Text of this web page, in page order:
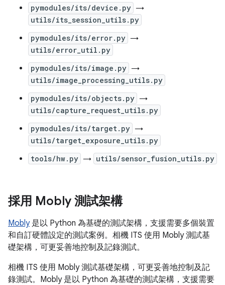
pymodules/its/device.py →
utils/its_session_utils.py
pymodules/its/error.py →
utils/error_util.py
pymodules/its/image.py →
utils/image_processing_utils.py
pymodules/its/objects.py →
utils/capture_request_utils.py
pymodules/its/target.py →
utils/target_exposure_utils.py
tools/hw.py → utils/sensor_fusion_utils.py
採用 Mobly 測試架構
Mobly是以 Python 為基礎的測試架構，支援需要多個裝置
和自訂硬體設定的測試案例。相機 ITS 使用 Mobly 測試基
礎架構，可更妥善地控制及記錄測試。
相機 ITS 使用 Mobly 測試基礎架構，可更妥善地控制及記
錄測試。Mobly 是以 Python 為基礎的測試架構，支援需要